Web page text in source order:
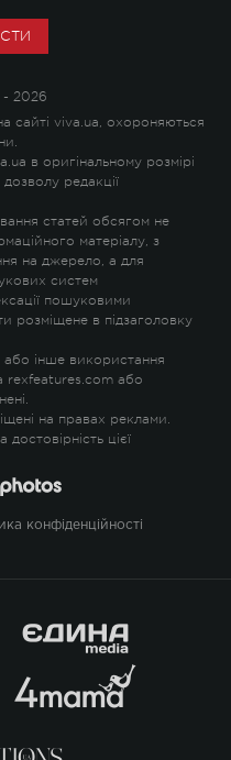
2026
сайті viva.ua, охороняються
в оригінальному розмірі
редакції
статей обсягом не
матеріалу, з
на джерело, а для
систем
пошуковими
розміщене в підзаголовку
або інше використання
rexfeatures.com або
на правах реклами.
достовірність цієї
конфіденційності